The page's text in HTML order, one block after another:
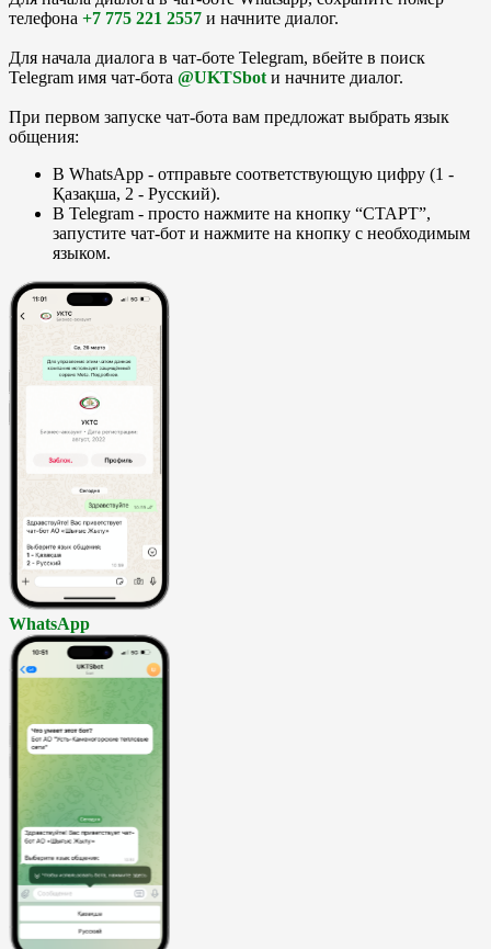
телефона +7 775 221 2557 и начните диалог.
Для начала диалога в чат-боте Telegram, вбейте в поиск
Telegram имя чат-бота @UKTSbot и начните диалог.
При первом запуске чат-бота вам предложат выбрать язык
общения:
В WhatsApp - отправьте соответствующую цифру (1 -
Қазақша, 2 - Русский).
В Telegram - просто нажмите на кнопку “СТАРТ”,
запустите чат-бот и нажмите на кнопку с необходимым
языком.
WhatsApp